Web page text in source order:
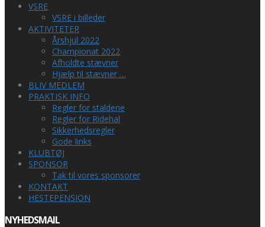
VSRE
VSRE i billeder
AKTIVITETER
Årshjul 2022
Championat 2022
Afholdte stævner
Hjælp til stævner …
BLIV MEDLEM
PRAKTISK INFO
Regler for staldene
Regler for Ridehal
Sikkerhedsregler
Gode links
KLUBTØJ
SPONSOR
Tak til vores sponsorer
KONTAKT
HESTEPENSION
NYHEDSMAIL